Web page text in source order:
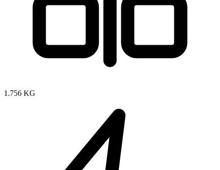
1.756 KG